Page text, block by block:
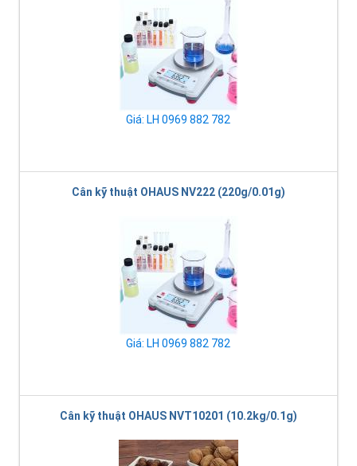
Giá: LH 0969 882 782
Cân kỹ thuật OHAUS NV222 (220g/0.01g)
Giá: LH 0969 882 782
Cân kỹ thuật OHAUS NVT10201 (10.2kg/0.1g)